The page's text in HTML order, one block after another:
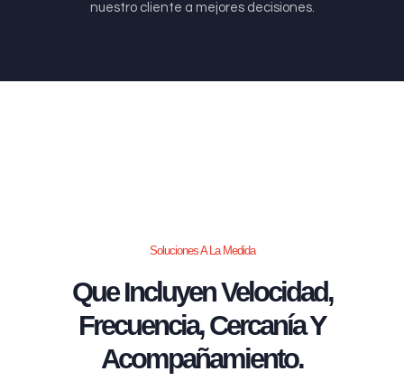
nuestro cliente a mejores decisiones.
Soluciones A La Medida
Que Incluyen Velocidad,
Frecuencia, Cercanía Y
Acompañamiento.